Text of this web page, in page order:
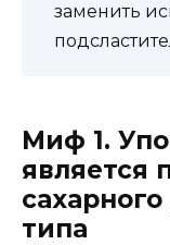
заменить
Миф 1.
является
типа